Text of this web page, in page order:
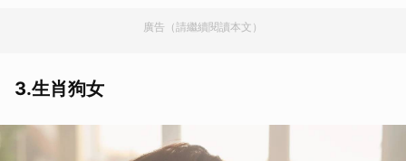
廣告（請繼續閱讀本文）
3.生肖狗女